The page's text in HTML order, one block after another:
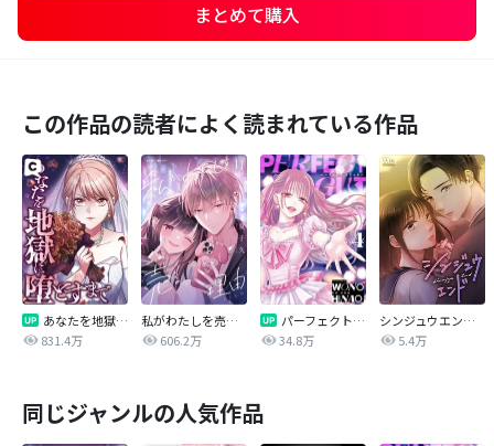
まとめて購入
この作品の読者によく読まれている作品
あなたを地獄に堕とすまで
831.4万
私がわたしを売る理由
606.2万
パーフェクトグリッター
34.8万
シンジュウエンド【タテヨミ】
5.4万
同じジャンルの人気作品